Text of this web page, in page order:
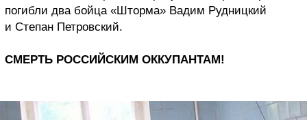
погибли два бойца «Шторма» Вадим Рудницкий
и Степан Петровский.
СМЕРТЬ РОССИЙСКИМ ОККУПАНТАМ!